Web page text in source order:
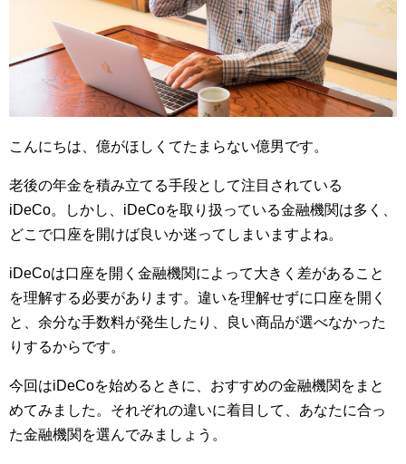
こんにちは、億がほしくてたまらない億男です。
老後の年金を積み立てる手段として注目されている
iDeCo。しかし、iDeCoを取り扱っている金融機関は多く、
どこで口座を開けば良いか迷ってしまいますよね。
iDeCoは口座を開く金融機関によって大きく差があること
を理解する必要があります。違いを理解せずに口座を開く
と、余分な手数料が発生したり、良い商品が選べなかった
りするからです。
今回はiDeCoを始めるときに、おすすめの金融機関をまと
めてみました。それぞれの違いに着目して、あなたに合っ
た金融機関を選んでみましょう。